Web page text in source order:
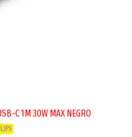
C 1M 30W MAX NEGRO